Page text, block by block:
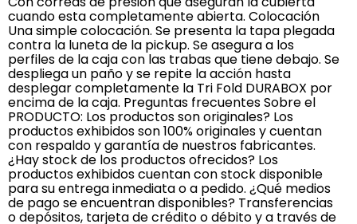
cuando esta completamente abierta. Colocación
Una simple colocación. Se presenta la tapa plegada
contra la luneta de la pickup. Se asegura a los
perfiles de la caja con las trabas que tiene debajo. Se
despliega un paño y se repite la acción hasta
desplegar completamente la Tri Fold DURABOX por
encima de la caja. Preguntas frecuentes Sobre el
PRODUCTO: Los productos son originales? Los
productos exhibidos son 100% originales y cuentan
con respaldo y garantía de nuestros fabricantes.
¿Hay stock de los productos ofrecidos? Los
productos exhibidos cuentan con stock disponible
para su entrega inmediata o a pedido. ¿Qué medios
de pago se encuentran disponibles? Transferencias
o depósitos, tarjeta de crédito o débito y a través de